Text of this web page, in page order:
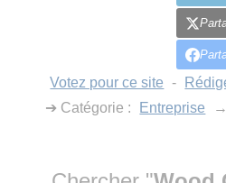
Votez pour ce site -
➔ Catégorie :
Entreprise →